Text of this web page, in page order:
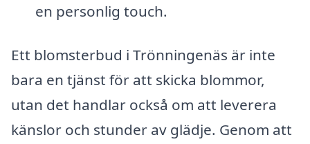
en personlig touch.
Ett blomsterbud i Trönningenäs är inte
bara en tjänst för att skicka blommor,
utan det handlar också om att leverera
känslor och stunder av glädje. Genom att